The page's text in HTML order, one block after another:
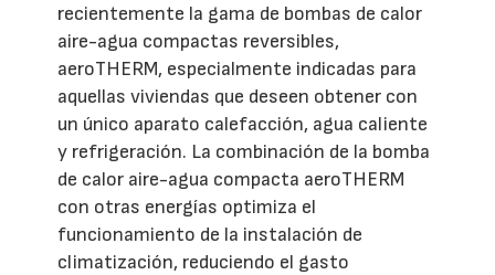
recientemente la gama de bombas de calor
aire-agua compactas reversibles,
aeroTHERM, especialmente indicadas para
aquellas viviendas que deseen obtener con
un único aparato calefacción, agua caliente
y refrigeración. La combinación de la bomba
de calor aire-agua compacta aeroTHERM
con otras energías optimiza el
funcionamiento de la instalación de
climatización, reduciendo el gasto